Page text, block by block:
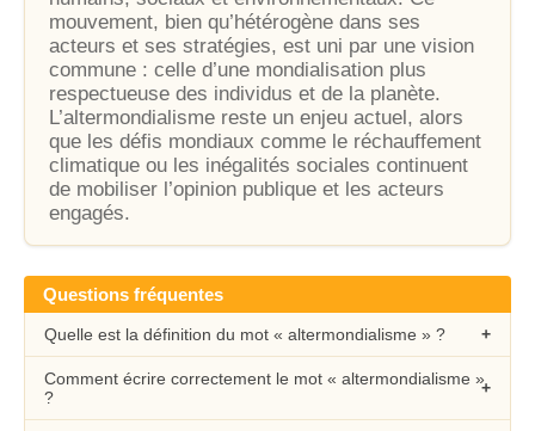
mouvement, bien qu’hétérogène dans ses
acteurs et ses stratégies, est uni par une vision
commune : celle d’une mondialisation plus
respectueuse des individus et de la planète.
L’altermondialisme reste un enjeu actuel, alors
que les défis mondiaux comme le réchauffement
climatique ou les inégalités sociales continuent
de mobiliser l’opinion publique et les acteurs
engagés.
Questions fréquentes
Quelle est la définition du mot « altermondialisme » ?
Comment écrire correctement le mot « altermondialisme »
?